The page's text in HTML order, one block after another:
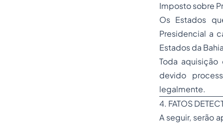
Imposto sobre
Os Estados
Presidencial a
Estados da
Toda
devido
legalmente.
4. FATOS
A seguir, serão